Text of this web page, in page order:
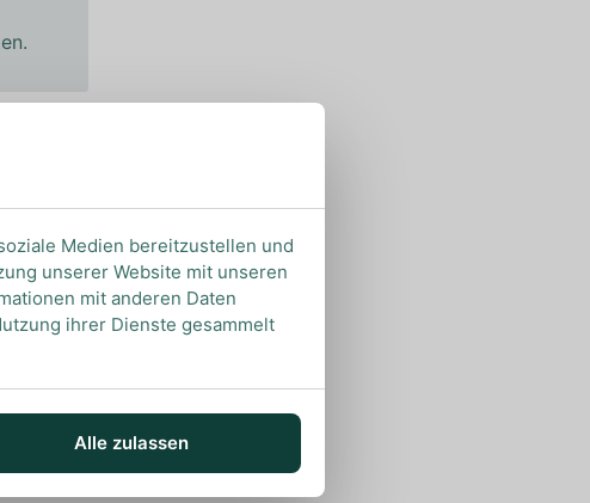
Medien bereitzustellen und
unserer Website mit unseren
mit anderen Daten
ihrer Dienste gesammelt
Alle zulassen